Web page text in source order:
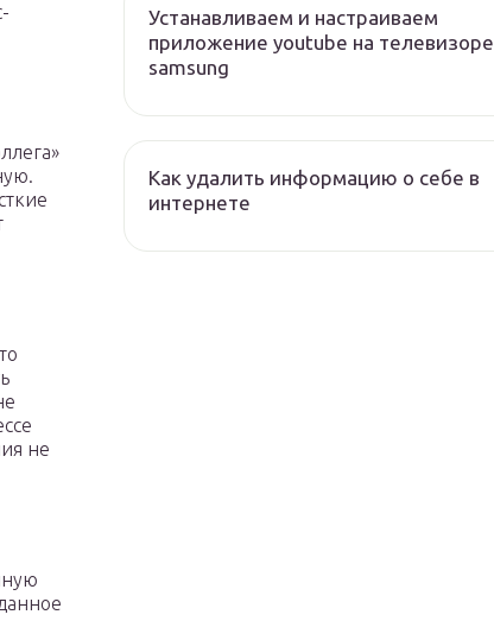
не
Устанавливаем и настраиваем
приложение youtube на телевизоре
samsung
Как удалить информацию о себе в
интернете